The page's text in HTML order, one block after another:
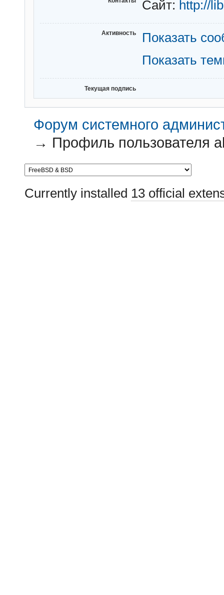
Сайт: http://
Активность
Показать
Показать
Текущая подпись
Форум системного
→ Профиль пользователя
Currently installed 13 official